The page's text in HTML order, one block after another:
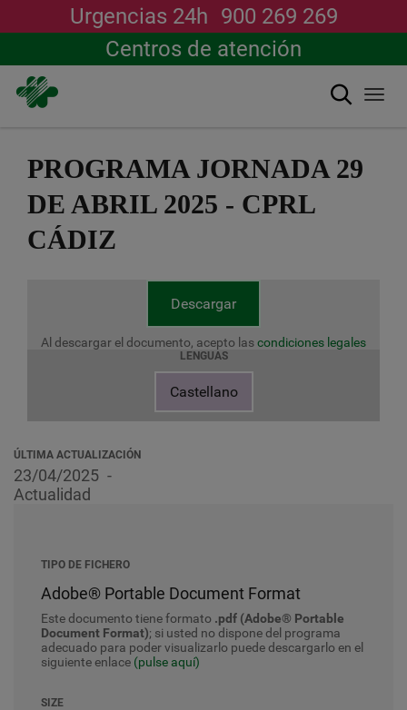
contenido
Urgencias 24h 900 269 269
Centros de atención
Buscar
PROGRAMA JORNADA 29
DE ABRIL 2025 - CPRL
CÁDIZ
Descargar
Al descargar el documento, acepto lascondiciones legales
LENGUAS
Castellano
ÚLTIMA ACTUALIZACIÓN
23/04/2025
Actualidad
TIPO DE FICHERO
Adobe® Portable Document Format
Este documento tiene formato .pdf (Adobe® Portable
Document Format); si usted no dispone del programa
adecuado para poder visualizarlo puede descargarlo en el
siguiente enlace (pulse aquí)
SIZE